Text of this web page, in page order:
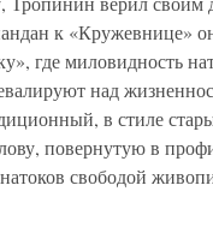
к «Кружевнице»
где миловидность
над
в стиле
повернутую в
свободой